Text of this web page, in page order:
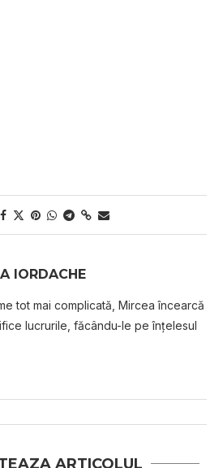
IORDACHE
tot mai complicată, Mircea încearcă
lucrurile, făcându-le pe înțelesul
ARTICOLUL